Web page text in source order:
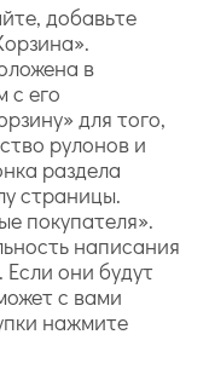
добавьте
в
с его
для того,
рулонов и
раздела
страницы.
покупателя».
написания
они будут
с вами
нажмите